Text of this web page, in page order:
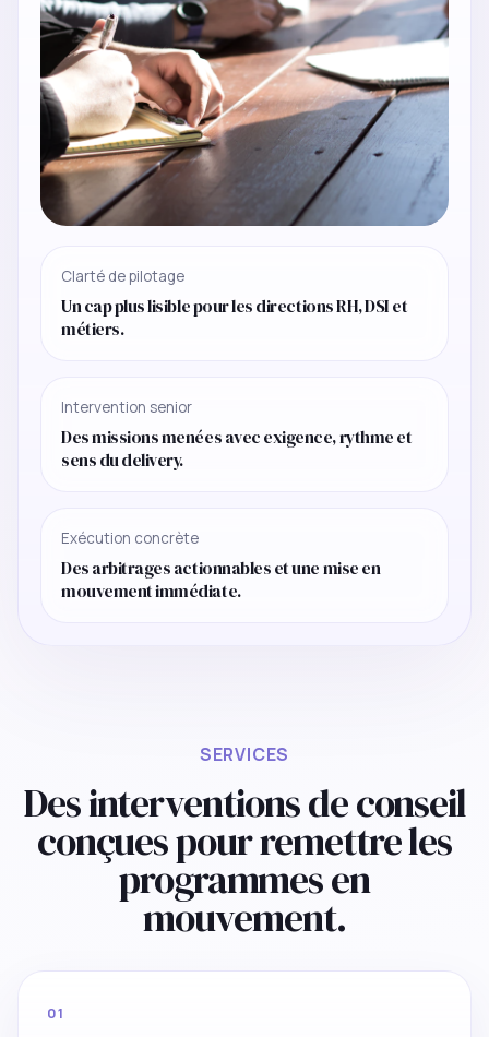
Clarté de pilotage
Un cap plus lisible pour les directions RH, DSI et
métiers.
Intervention senior
Des missions menées avec exigence, rythme et
sens du delivery.
Exécution concrète
Des arbitrages actionnables et une mise en
mouvement immédiate.
SERVICES
Des interventions de conseil
conçues pour remettre les
programmes en
mouvement.
01